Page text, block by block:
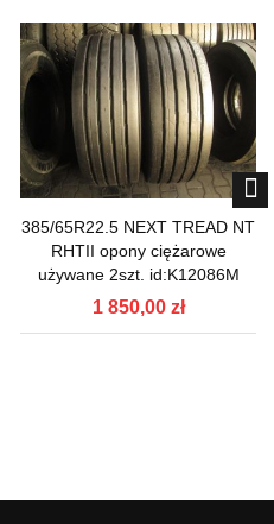
385/65R22.5 NEXT TREAD NT
RHTII opony ciężarowe
używane 2szt. id:K12086M
1 850,00 zł